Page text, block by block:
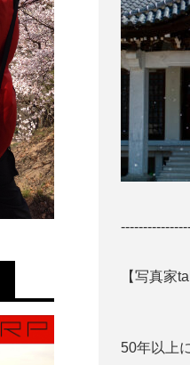
【写真家
50年以上